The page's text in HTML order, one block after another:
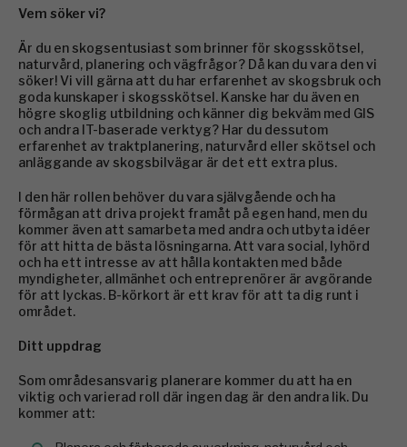
Vem söker vi?
Är du en skogsentusiast som brinner för skogsskötsel,
naturvård, planering och vägfrågor? Då kan du vara den vi
söker! Vi vill gärna att du har erfarenhet av skogsbruk och
goda kunskaper i skogsskötsel. Kanske har du även en
högre skoglig utbildning och känner dig bekväm med GIS
och andra IT-baserade verktyg? Har du dessutom
erfarenhet av traktplanering, naturvård eller skötsel och
anläggande av skogsbilvägar är det ett extra plus.
I den här rollen behöver du vara självgående och ha
förmågan att driva projekt framåt på egen hand, men du
kommer även att samarbeta med andra och utbyta idéer
för att hitta de bästa lösningarna. Att vara social, lyhörd
och ha ett intresse av att hålla kontakten med både
myndigheter, allmänhet och entreprenörer är avgörande
för att lyckas. B-körkort är ett krav för att ta dig runt i
området.
Ditt uppdrag
Som områdesansvarig planerare kommer du att ha en
viktig och varierad roll där ingen dag är den andra lik. Du
kommer att: